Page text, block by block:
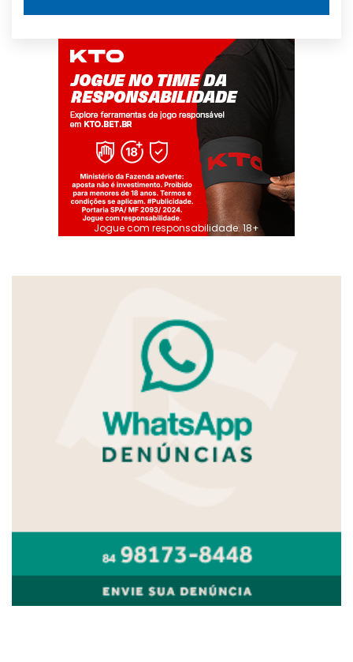
Jogue com responsabilidade. 18+